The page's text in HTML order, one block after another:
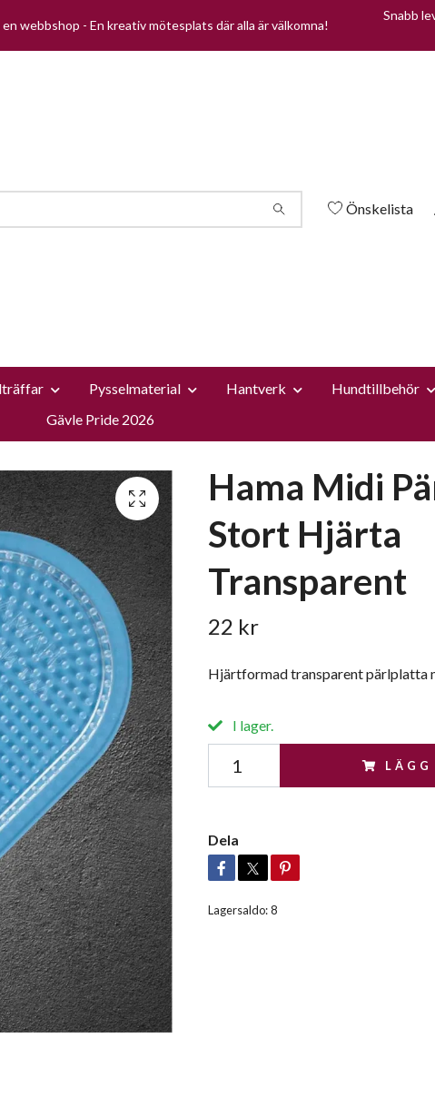
webbshop - En kreativ mötesplats där alla är välkomna!
Snabb
Önskelista
Pysselmaterial Hantverk Hundtillbehör
Gävle Pride 2026
Hama Midi
Stort Hjärta
Transparent
22 kr
Hjärtformad transparent pärlplatta
I lager.
Dela
Lagersaldo:8